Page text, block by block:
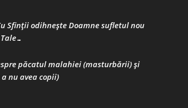
Sfinții odihnește Doamne sufletul nou
păcatul malahiei (masturbării) şi
nu avea copii)